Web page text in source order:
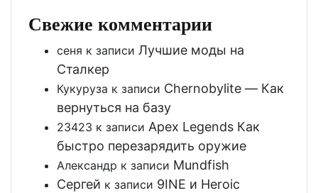
Свежие комментарии
сеня к записи Лучшие моды на
Сталкер
Кукуруза к записи Chernobylite — Как
вернуться на базу
23423 к записи Apex Legends Как
быстро перезарядить оружие
Александр к записи Mundfish
Сергей к записи 9INE и Heroic